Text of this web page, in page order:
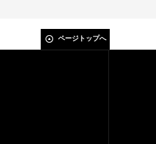
ページトップへ